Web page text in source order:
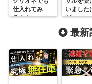
仕入れてみ
ろ！！
いました
ど、、、
最新